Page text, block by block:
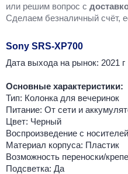
или решим вопрос с
Cделаем безналичный счёт,
Sony SRS-XP700
Дата выхода на рынок: 2021 г
Основные характеристики:
Тип: Колонка для вечеринок
Питание: От сети и
Цвет: Черный
Воспроизведение с
Материал корпуса: Пластик
Возможность переноски/
Подсветка: Да